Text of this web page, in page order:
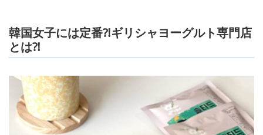
韓国女子には定番⁈ギリシャヨーグルト専門店
とは⁈